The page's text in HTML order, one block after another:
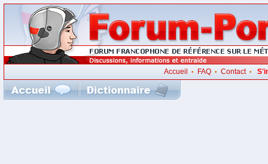
Accueil • FAQ• Contact•